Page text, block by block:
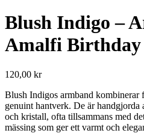
Blush Indigo –
Amalfi Birthday
120,00 kr
Blush Indigos armband kombinerar
genuint hantverk. De är
och kristall, ofta tillsammans med
mässing som ger ett varmt och